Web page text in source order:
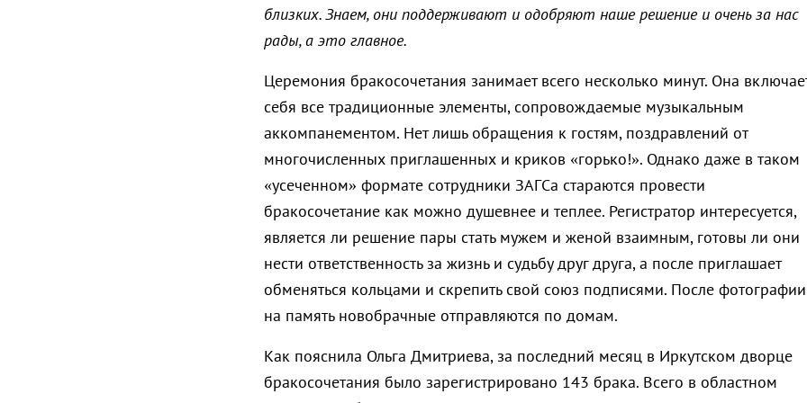
близких. Знаем, они поддерживают и одобряют наше решение и очень за нас
рады, а это главное.
Церемония бракосочетания занимает всего несколько минут. Она
себя все традиционные элементы, сопровождаемые музыкальным
аккомпанементом. Нет лишь обращения к гостям, поздравлений от
многочисленных приглашенных и криков «горько!». Однако даже в таком
«усеченном» формате сотрудники ЗАГСа стараются провести
бракосочетание как можно душевнее и теплее. Регистратор интересуется,
является ли решение пары стать мужем и женой взаимным, готовы ли они
нести ответственность за жизнь и судьбу друг друга, а после приглашает
обменяться кольцами и скрепить свой союз подписями. После фотографии
на память новобрачные отправляются по домам.
Как пояснила Ольга Дмитриева, за последний месяц в Иркутском дворце
бракосочетания было зарегистрировано 143 брака. Всего в областном